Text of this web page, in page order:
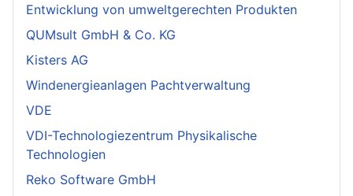
Entwicklung von umweltgerechten Produkten
QUMsult GmbH & Co. KG
Kisters AG
Windenergieanlagen Pachtverwaltung
VDE
VDI-Technologiezentrum Physikalische
Technologien
Reko Software GmbH